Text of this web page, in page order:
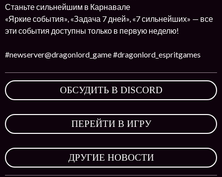
Станьте сильнейшим в Карнавале
«Яркие события», «Задача 7 дней», «7 сильнейших» — все
эти события доступны только в первую неделю!
#newserver@dragonlord_game #dragonlord_espritgames
ОБСУДИТЬ В DISCORD
ПЕРЕЙТИ В ИГРУ
ДРУГИЕ НОВОСТИ